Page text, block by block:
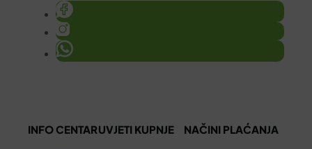
INFO CENTARUVJETI KUPNJE NAČINI PLAĆANJA